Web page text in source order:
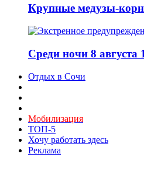
Крупные медузы-
Среди ночи 8
Отдых в Сочи
Мобилизация
ТОП-5
Хочу работать здесь
Реклама